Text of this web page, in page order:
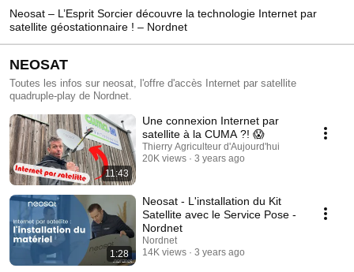
Neosat – L’Esprit Sorcier découvre la technologie Internet par
satellite géostationnaire ! – Nordnet
NEOSAT
Toutes les infos sur neosat, l'offre d'accès Internet par satellite
quadruple-play de Nordnet.
11:43
Une connexion Internet par
satellite à la CUMA ?! 😱
Thierry Agriculteur d'Aujourd'hui
20K views
3 years ago
1:28
Neosat - L'installation du Kit
Satellite avec le Service Pose -
Nordnet
Nordnet
14K views
3 years ago